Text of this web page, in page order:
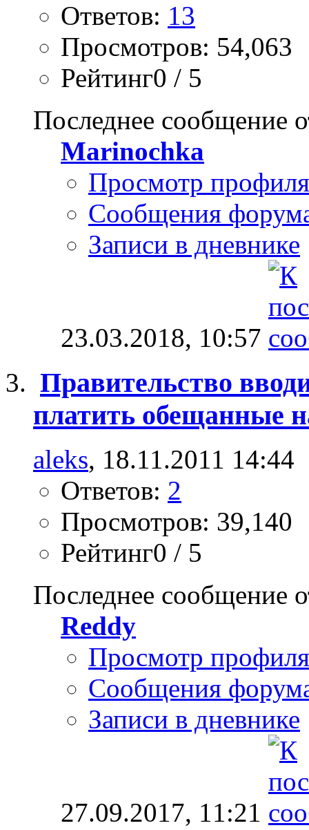
Ответов: 13
Просмотров: 54,063
Рейтинг0 / 5
Последнее сообщение
Marinochka
Просмотр профиля
Сообщения
Записи в дневнике
23.03.2018, 10:57
Правительство
платить обещанные
aleks, 18.11.2011 14:44
Ответов: 2
Просмотров: 39,140
Рейтинг0 / 5
Последнее сообщение
Reddy
Просмотр профиля
Сообщения
Записи в дневнике
27.09.2017, 11:21